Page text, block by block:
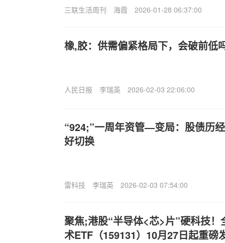
三联生活周刊 海霞 2026-01-28 06:37:00
橡,胶：供需偏紧格局下，会破前低
人民日报 李瑞英 2026-02-03 22:06:00
“924;”一周年资管—变局：股债历
好切换
雷科技 李瑞英 2026-02-03 07:54:00
聚焦;港股“半导体<芯>片”硬科技
术ETF（159131）10月27日起重磅